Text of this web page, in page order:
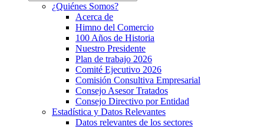
¿Quiénes Somos?
Acerca de
Himno del Comercio
100 Años de Historia
Nuestro Presidente
Plan de trabajo 2026
Comité Ejecutivo 2026
Comisión Consultiva Empresarial
Consejo Asesor Tratados
Consejo Directivo por Entidad
Estadística y Datos Relevantes
Datos relevantes de los sectores